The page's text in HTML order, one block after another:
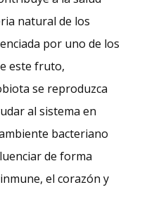
natural de los
por uno de los
este fruto,
se reproduzca
al sistema en
bacteriano
de forma
el corazón y